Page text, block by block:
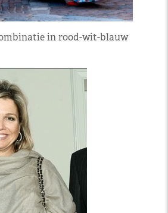
in rood-wit-blauw